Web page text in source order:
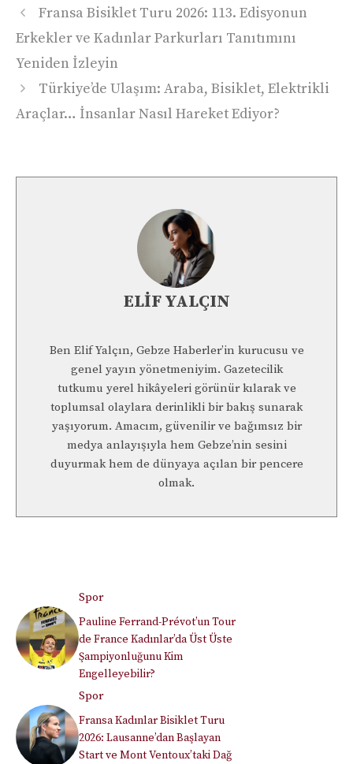
Fransa Bisiklet Turu 2026: 113. Edisyonun
Erkekler ve Kadınlar Parkurları Tanıtımını
Yeniden İzleyin
Türkiye’de Ulaşım: Araba, Bisiklet, Elektrikli
Araçlar… İnsanlar Nasıl Hareket Ediyor?
ELIF YALÇIN
Ben Elif Yalçın, Gebze Haberler’in kurucusu ve
genel yayın yönetmeniyim. Gazetecilik
tutkumu yerel hikâyeleri görünür kılarak ve
toplumsal olaylara derinlikli bir bakış sunarak
yaşıyorum. Amacım, güvenilir ve bağımsız bir
medya anlayışıyla hem Gebze’nin sesini
duyurmak hem de dünyaya açılan bir pencere
olmak.
Spor
Pauline Ferrand-Prévot’un Tour
de France Kadınlar’da Üst Üste
Şampiyonluğunu Kim
Engelleyebilir?
Spor
Fransa Kadınlar Bisiklet Turu
2026: Lausanne’dan Başlayan
Start ve Mont Ventoux’taki Dağ